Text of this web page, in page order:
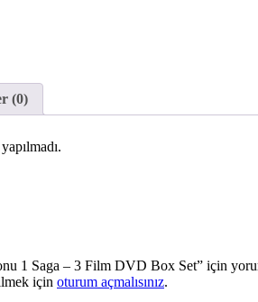
(0)
1 Saga – 3 Film DVD Box Set” için
için oturum açmalısınız.